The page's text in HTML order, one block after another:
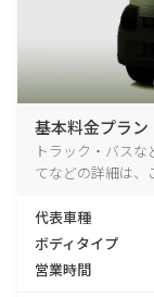
基本料金プラン
トラック・バス
てなどの詳細は、
代表車種
ボディタイプ
営業時間